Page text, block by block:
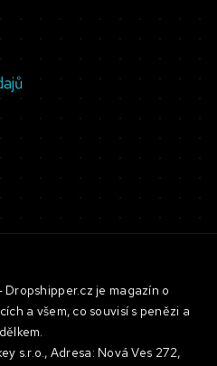
je magazín o
a všem, co souvisí s penězi a
s.r.o., Adresa: Nová Ves 272,